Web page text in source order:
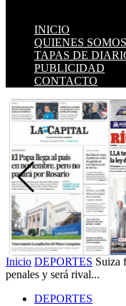
INICIO
QUIENES
TAPAS DE
PUBLICIDAD
CONTACTO
Inicio DEPORTES Suiza
penales y será rival...
DEPORTES